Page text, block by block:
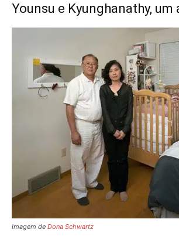
Younsu e Kyunghanathy, um
Imagem de Dona Schwartz